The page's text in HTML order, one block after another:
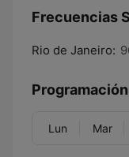
Frecuencias
Rio de Janeiro:
Programación
Lun Mar